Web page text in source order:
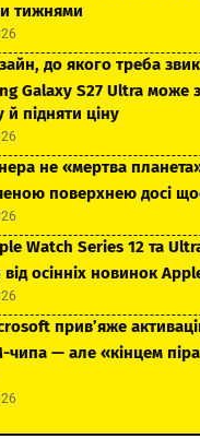
тижнями
до якого треба
Galaxy S27 Ultra може
й підняти ціну
не «мертва
поверхнею досі
Watch Series 12 та
від осінніх новинок
прив’яже
чипа — але «кінцем